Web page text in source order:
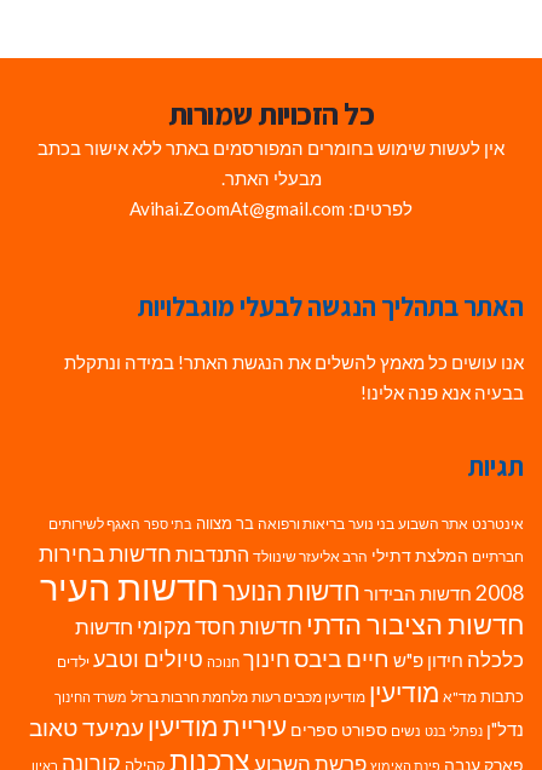
כל הזכויות שמורות
אין לעשות שימוש בחומרים המפורסמים באתר ללא אישור בכתב
מבעלי האתר.
לפרטים: Avihai.ZoomAt@gmail.com
האתר בתהליך הנגשה לבעלי מוגבלויות
אנו עושים כל מאמץ להשלים את הנגשת האתר! במידה ונתקלת
בבעיה אנא פנה אלינו!
תגיות
אינטרנט אתר השבוע בני נוער בריאות ורפואה בר מצווה בתי ספר האגף לשירותים
חברתיים המלצת דתילי הרב אליעזר שינוולד התנדבות חדשות בחירות
2008 חדשות הבידור חדשות הנוערחדשות העיר
חדשות הציבור הדתי חדשות חסד מקומי חדשות
כלכלה חידון פ"ש חיים ביבסחינוך חנוכה טיולים וטבע ילדים
כתבות מד"א מודיעין מודיעין מכבים רעות מלחמת חרבות ברזל משרד החינוך
נדל"ן נפתלי בנט נשים ספורט ספרים עיריית מודיעין עמיעד טאוב
פארק ענבה פינת האימוץ פרשת השבועצרכנות קהילה קורונה ראיון